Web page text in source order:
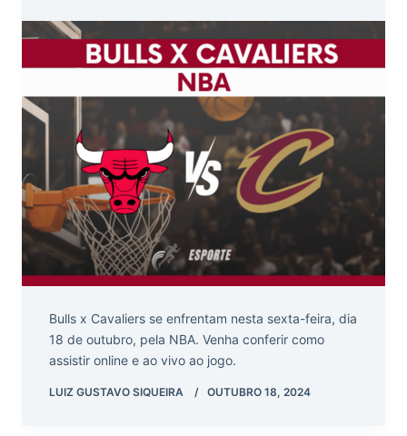
Bulls x Cavaliers se enfrentam nesta sexta-feira, dia
18 de outubro, pela NBA. Venha conferir como
assistir online e ao vivo ao jogo.
LUIZ GUSTAVO SIQUEIRA OUTUBRO 18, 2024